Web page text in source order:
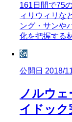
161日間で75
ィリウィリな
ング・サンや
化を把握する
🗽
公開日 2018/
ノルウ
イドック